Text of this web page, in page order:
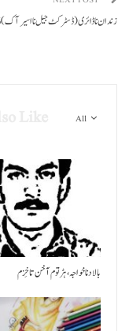
زندان نا ڈائری (ڈسٹرکٹ جیل نا اسیر آک) 6
All
بالاد نا خواجہ، ہڑتوم آ خن تا خِزم